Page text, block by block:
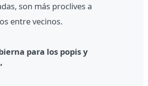
son más proclives a
entre vecinos.
para los popis y